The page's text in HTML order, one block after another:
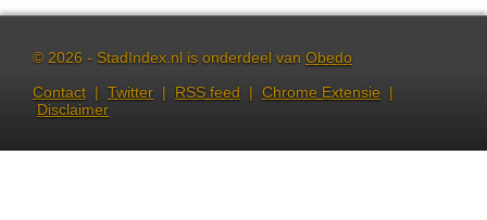
© 2026 - StadIndex.nl is onderdeel van Obedo
Contact | Twitter | RSS feed | Chrome Extensie |
Disclaimer